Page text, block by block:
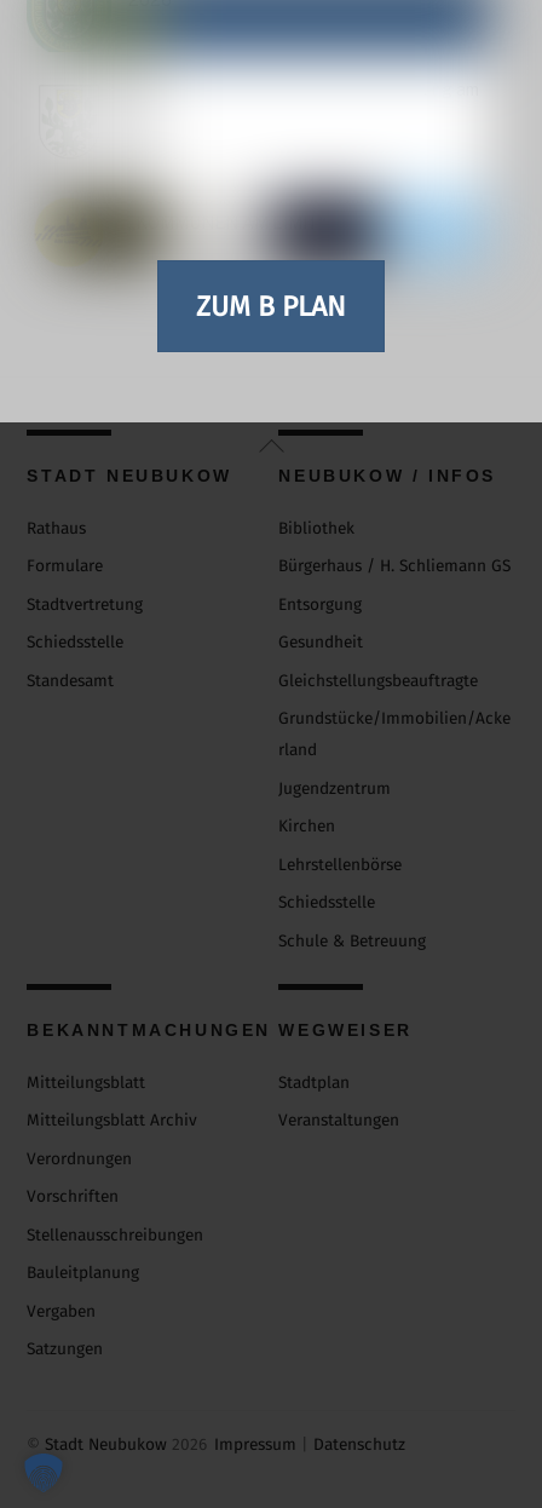
ZUM B PLAN
Pressemitteilung zum AKTIONSTAG
Back
To
STADT NEUBUKOW
Rathaus
Formulare
Stadtvertretung
Schiedsstelle
Standesamt
NEUBUKOW / INFOS
Bibliothek
Bürgerhaus / H. Schliemann GS
Entsorgung
Gesundheit
Gleichstellungsbeauftragte
Grundstücke/Immobilien/Acke
rland
Jugendzentrum
Kirchen
Lehrstellenbörse
Schiedsstelle
Schule & Betreuung
BEKANNTMACHUNGEN
Mitteilungsblatt
Mitteilungsblatt Archiv
Verordnungen
Vorschriften
Stellenausschreibungen
Bauleitplanung
Vergaben
Satzungen
WEGWEISER
Stadtplan
Veranstaltungen
© Stadt Neubukow 2026 Impressum Datenschutz